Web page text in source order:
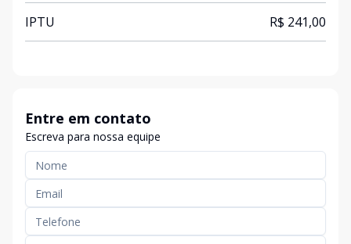
IPTU R$ 241,00
Entre em contato
Escreva para nossa equipe